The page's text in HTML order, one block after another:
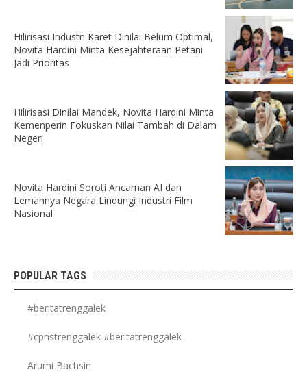
Hilirisasi Industri Karet Dinilai Belum Optimal,
Novita Hardini Minta Kesejahteraan Petani
Jadi Prioritas
Hilirisasi Dinilai Mandek, Novita Hardini Minta
Kemenperin Fokuskan Nilai Tambah di Dalam
Negeri
Novita Hardini Soroti Ancaman AI dan
Lemahnya Negara Lindungi Industri Film
Nasional
POPULAR TAGS
#beritatrenggalek
#cpnstrenggalek #beritatrenggalek
Arumi Bachsin